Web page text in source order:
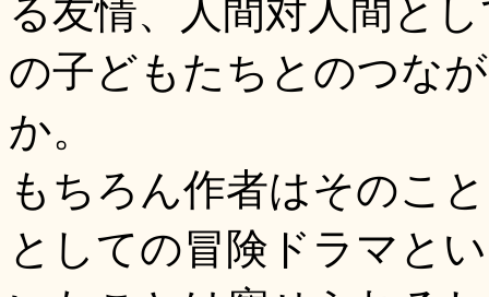
る友情、人間対人間と
の子どもたちとのつな
か。
もちろん作者はそのこ
としての冒険ドラマと